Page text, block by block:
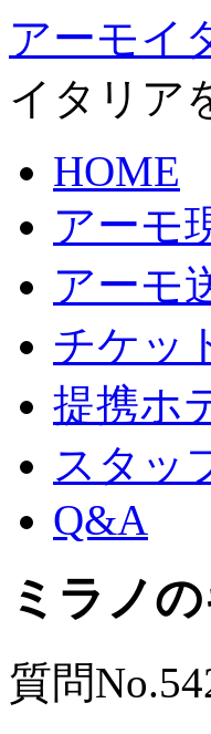
アーモイ
イタリア
HOME
アーモ
アーモ
チケッ
提携ホ
スタッ
Q&A
ミラノ
質問